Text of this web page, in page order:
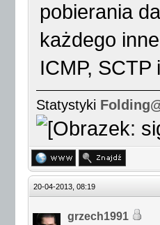
pobierania
każdego
ICMP, SCTP
Statystyki
20-04-2013, 08:19
grzech1991